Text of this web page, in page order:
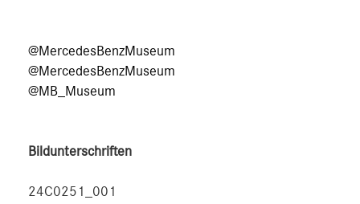
@MercedesBenzMuseum
@MercedesBenzMuseum
@MB_Museum
Bildunterschriften
24C0251_001